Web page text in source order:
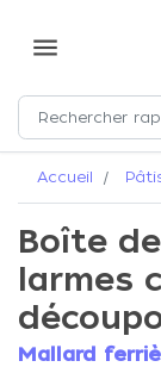
menu
Accueil
Boîte
larmes
Mallard